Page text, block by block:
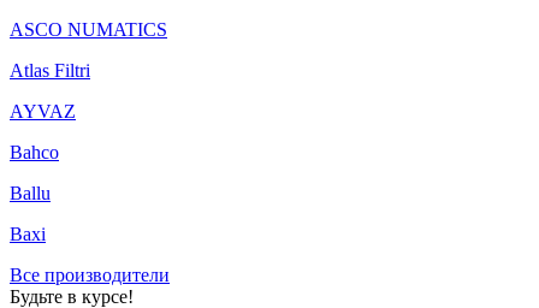
ASCO NUMATICS
Atlas Filtri
AYVAZ
Bahco
Ballu
Baxi
Все производители
Будьте в курсе!